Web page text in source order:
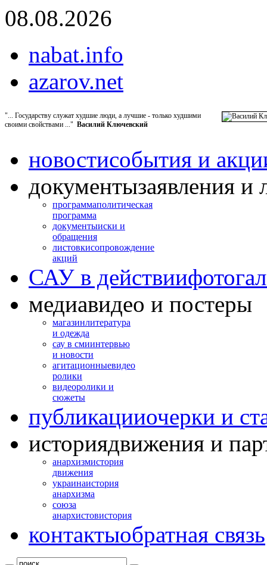
08.08.2026
nabat.info
azarov.net
"... Государству служат худшие люди, а лучшие - только худшими
своими свойствами ..." Василий Ключевский
новостисобытия и
документызаявления и
программаполитическая
программа
документыиски и
обращения
листовкисопровождение
акций
САУ в действии
медиавидео и постеры
магазинлитература
и одежда
сау в смиинтервью
и новости
агитационныевидео
ролики
видеоролики и
сюжеты
публикацииочерки и
историядвижения и
анархизмистория
движения
украинаистория
анархизма
союза
анархистовистория
контактыобратная связь